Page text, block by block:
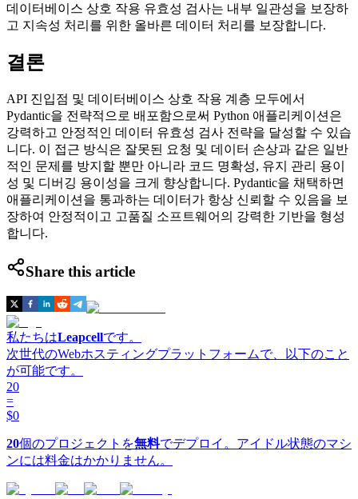
데이터베이스 상호 작용 유효성 검사는 내부 일관성을 보장하
고 지속성 처리를 위한 올바른 데이터 처리를 보장합니다.
결론
API 진입점 및 데이터베이스 상호 작용 계층 모두에서
Pydantic을 전략적으로 배포함으로써 Python 애플리케이션은
강력하고 안정적인 데이터 유효성 검사 전략을 달성할 수 있습
니다. 이 접근 방식은 잘못된 요청 및 데이터 손상과 같은 일반
적인 문제를 방지할 뿐만 아니라 코드 명확성, 유지 관리 용이
성 및 디버깅 용이성을 크게 향상합니다. Pydantic을 채택하면
애플리케이션을 통과하는 데이터가 항상 신뢰할 수 있음을 보
장하여 안정적이고 고품질 소프트웨어의 강력한 기반을 형성
합니다.
Share this article
私たちはLeapcellです。
次世代のWebホスティングプラットフォームで、以下のこと
が可能です。
20
=
$0
20個のプロジェクトを無料でデプロイ。アイドル状態のマシ
ンには料金はかかりません。